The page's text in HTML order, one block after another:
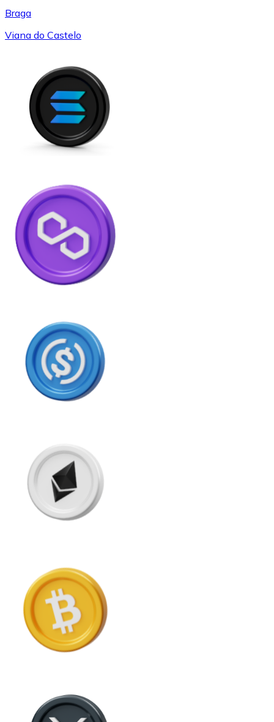
Braga
Viana do Castelo